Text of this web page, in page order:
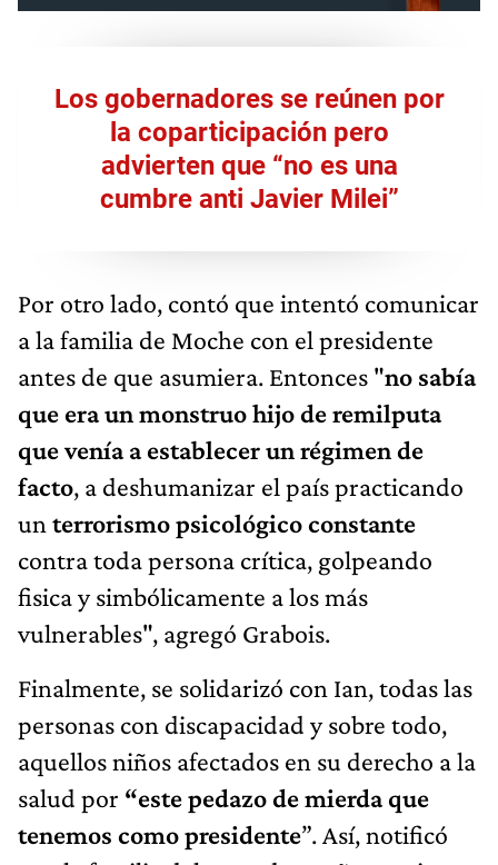
Los gobernadores se reúnen por
la coparticipación pero
advierten que “no es una
cumbre anti Javier Milei”
Por otro lado, contó que intentó comunicar
a la familia de Moche con el presidente
antes de que asumiera. Entonces "no sabía
que era un monstruo hijo de remilputa
que venía a establecer un régimen de
facto, a deshumanizar el país practicando
un terrorismo psicológico constante
contra toda persona crítica, golpeando
fisica y simbólicamente a los más
vulnerables", agregó Grabois.
Finalmente, se solidarizó con Ian, todas las
personas con discapacidad y sobre todo,
aquellos niños afectados en su derecho a la
salud por “este pedazo de mierda que
tenemos como presidente”. Así, notificó